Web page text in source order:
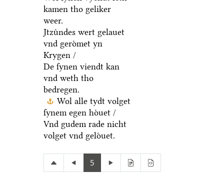
kamen tho geliker
weer.
Jtzuͤndes wert gelauet
vnd geroͤmet yn
Krygen /
De ſynen viendt kan
vnd weth tho
bedregen.
Wol alle tydt volget
ſynem egen hoͤuet /
Vnd gudem rade nicht
volget vnd geloͤuet.
5